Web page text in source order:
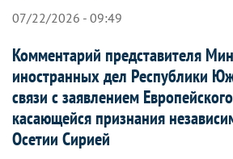
07/22/2026 - 09:49
Комментарий представителя
иностранных дел Республики
связи с заявлением
касающейся признания
Осетии Сирией